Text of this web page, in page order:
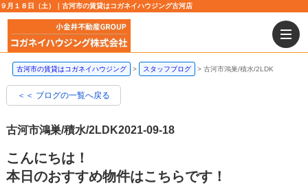
９月１８日（土）｜古河市の賃貸はコガネイハウジング古河店
古河市の賃貸はコガネイハウジング スタッフブログ 古河市鴻巣/積水/2LDK
＜＜ ブログの一覧へ戻る
古河市鴻巣/積水/2LDK2021-09-18
こんにちは！
本日のおすすめ物件はこちらです！